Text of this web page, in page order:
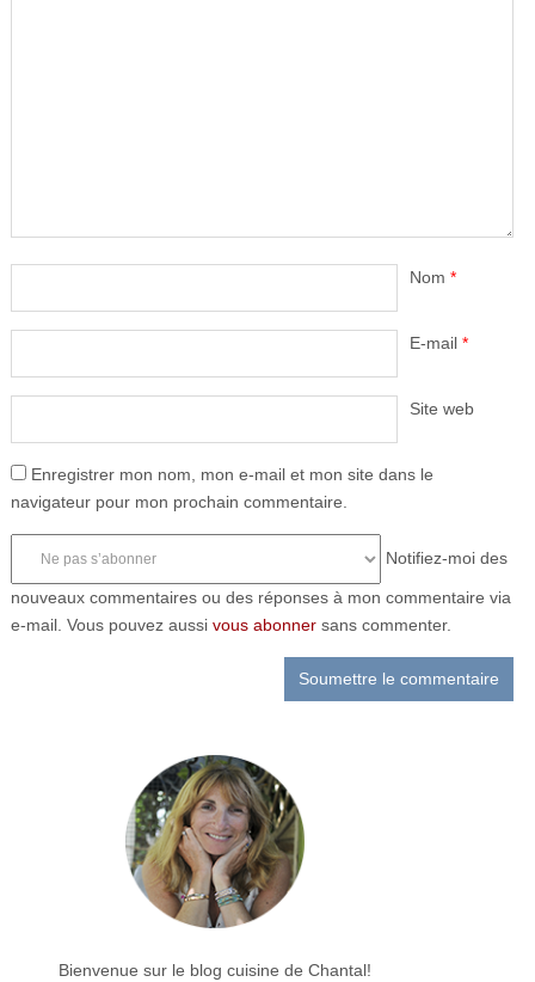
Nom *
E-mail *
Site web
Enregistrer mon nom, mon e-mail et mon site dans le
navigateur pour mon prochain commentaire.
Notifiez-moi des
nouveaux commentaires ou des réponses à mon commentaire via
e-mail. Vous pouvez aussi vous abonnersans commenter.
Bienvenue sur le blog cuisine de Chantal!